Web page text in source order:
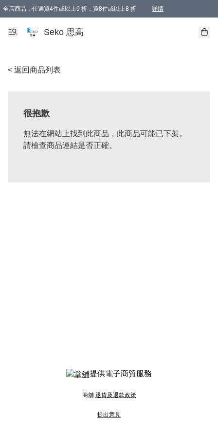
全店商品，任選買4件或以上9 折；買8件或以上8 折 詳情
新會員首次購物即享全單 95 折優惠！
購物滿198, 全單免運
Seko 思高
< 返回商品列表
很抱歉
無法在網站上找到此商品，此商品可能已下架。
請檢查商品連結是否正確。
提供電子商貿服務
商舖 退貨及退款政策
提出意見